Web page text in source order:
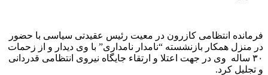
فرمانده انتظامی کازرون در معیت رئیس عقیدتی سیاسی با حضور
در منزل همکار بازنشسته “نامدار نامداری” با وی دیدار و از زحمات
۳۰ ساله وی در جهت اعتلا و ارتقاء جایگاه نیروی انتظامی قدردانی
و تجلیل کرد.